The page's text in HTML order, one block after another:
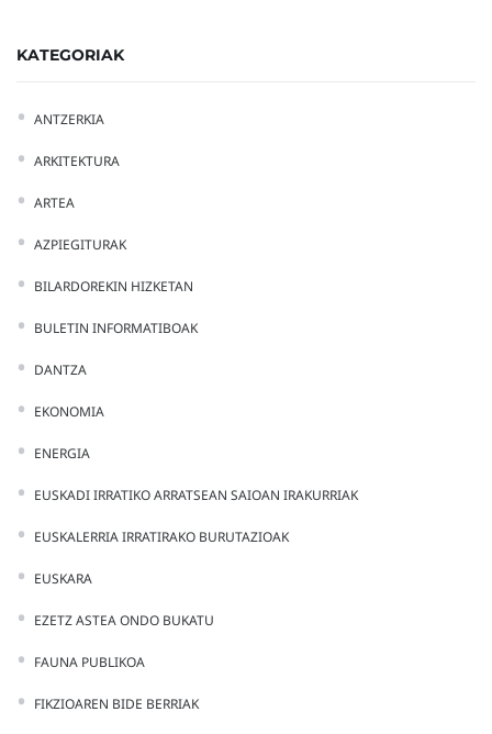
KATEGORIAK
ANTZERKIA
ARKITEKTURA
ARTEA
AZPIEGITURAK
BILARDOREKIN HIZKETAN
BULETIN INFORMATIBOAK
DANTZA
EKONOMIA
ENERGIA
EUSKADI IRRATIKO ARRATSEAN SAIOAN IRAKURRIAK
EUSKALERRIA IRRATIRAKO BURUTAZIOAK
EUSKARA
EZETZ ASTEA ONDO BUKATU
FAUNA PUBLIKOA
FIKZIOAREN BIDE BERRIAK